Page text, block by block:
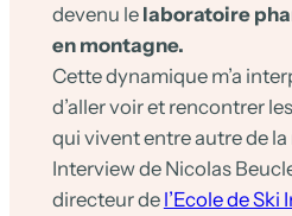
devenu le laboratoire
en montagne.
Cette dynamique m’a
d’aller voir et rencontrer
qui vivent entre autre de la
Interview de Nicolas
directeur de l’Ecole de